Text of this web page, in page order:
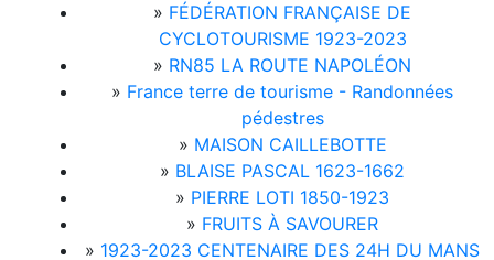
» FÉDÉRATION FRANÇAISE DE
CYCLOTOURISME 1923-2023
» RN85 LA ROUTE NAPOLÉON
» France terre de tourisme - Randonnées
pédestres
» MAISON CAILLEBOTTE
» BLAISE PASCAL 1623-1662
» PIERRE LOTI 1850-1923
» FRUITS À SAVOURER
» 1923-2023 CENTENAIRE DES 24H DU MANS